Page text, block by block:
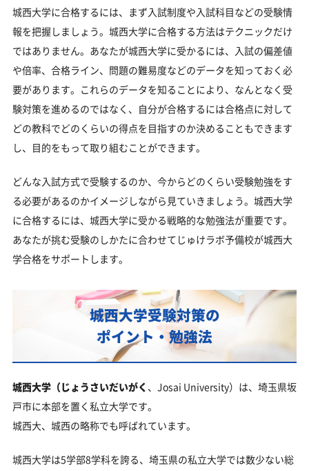
る？
大学受験対策いつから始める？学年・時期別の勉強
のポイント
不登校・高卒認定者・通信制高校の城西大学受験も
対応可能
浪人生、社会人の方の城西大学合格に向けた受験対
策も実施
城西大学受験生からのよくある質問
城西大学に合格するには、まず入試制度や入試科目などの受験情
報を把握しましょう。城西大学に合格する方法はテクニックだけ
ではありません。あなたが城西大学に受かるには、入試の偏差値
や倍率、合格ライン、問題の難易度などのデータを知っておく必
要があります。これらのデータを知ることにより、なんとなく受
験対策を進めるのではなく、自分が合格するには合格点に対して
どの教科でどのくらいの得点を目指すのか決めることもできます
し、目的をもって取り組むことができます。
どんな入試方式で受験するのか、今からどのくらい受験勉強をす
る必要があるのかイメージしながら見ていきましょう。城西大学
に合格するには、城西大学に受かる戦略的な勉強法が重要です。
あなたが挑む受験のしかたに合わせてじゅけラボ予備校が城西大
学合格をサポートします。
城西大学受験対策の
ポイント・勉強法
城西大学（じょうさいだいがく 、Josai University）は、埼玉県坂
戸市に本部を置く私立大学です。
城西大、城西の略称でも呼ばれています。
城西大学は5学部8学科を誇る、埼玉県の私立大学では数少ない総